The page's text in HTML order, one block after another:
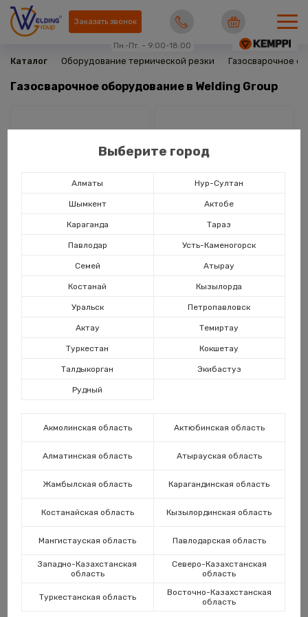
Заказать звонок
Пн.-Пт. – 9:00-18:00
Каталог Оборудование термической резки Газосварочное
Газосварочное оборудование в Welding Group
Редукторы и регуляторы
Рукава газовые
Выберите город
Алматы Нур-Султан
Шымкент Актобе
Караганда Тараз
Павлодар Усть-Каменогорск
Семей Атырау
Костанай Кызылорда
Уральск Петропавловск
Актау Темиртау
Туркестан Кокшетау
Талдыкорган Экибастуз
Рудный
Акмолинская область Актюбинская область
Алматинская область Атырауская область
Жамбылская область Карагандинская область
Костанайская область Кызылординская область
Мангистауская область Павлодарская область
Западно-Казахстанская
область
Северо-Казахстанская
область
Туркестанская область
Восточно-Казахстанская
область